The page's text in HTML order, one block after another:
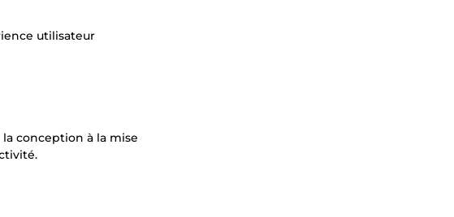
utilisateur
conception à la mise